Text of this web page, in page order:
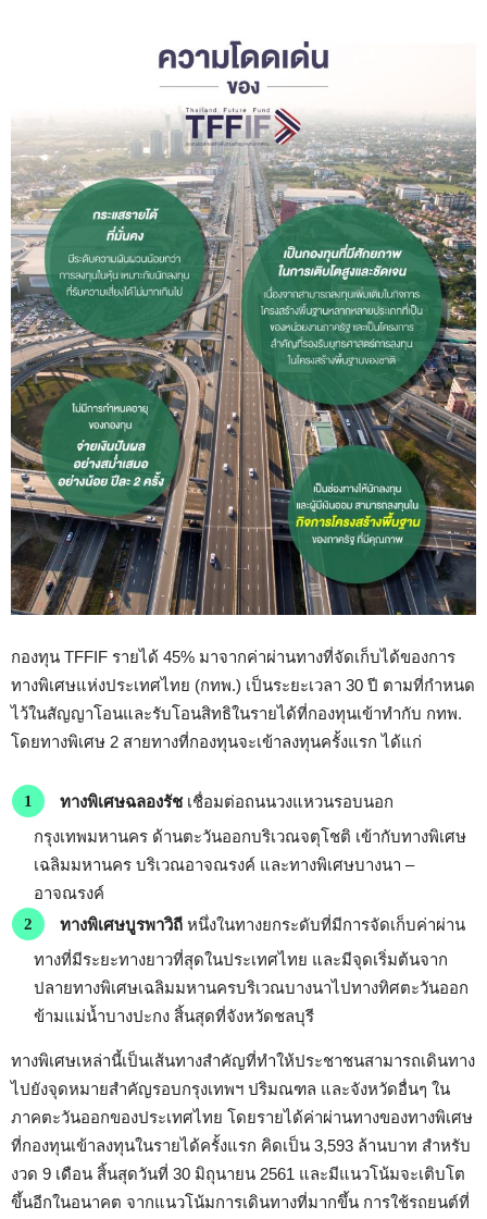
กองทุน TFFIF รายได้ 45% มาจากค่าผ่านทางที่จัดเก็บได้ของการ
ทางพิเศษแห่งประเทศไทย (กทพ.) เป็นระยะเวลา 30 ปี ตามที่กำหนด
ไว้ในสัญญาโอนและรับโอนสิทธิในรายได้ที่กองทุนเข้าทำกับ กทพ.
โดยทางพิเศษ 2 สายทางที่กองทุนจะเข้าลงทุนครั้งแรก ได้แก่
ทางพิเศษฉลองรัช เชื่อมต่อถนนวงแหวนรอบนอก
กรุงเทพมหานคร ด้านตะวันออกบริเวณจตุโชติ เข้ากับทางพิเศษ
เฉลิมมหานคร บริเวณอาจณรงค์ และทางพิเศษบางนา –
อาจณรงค์
ทางพิเศษบูรพาวิถี หนึ่งในทางยกระดับที่มีการจัดเก็บค่าผ่าน
ทางที่มีระยะทางยาวที่สุดในประเทศไทย และมีจุดเริ่มต้นจาก
ปลายทางพิเศษเฉลิมมหานครบริเวณบางนาไปทางทิศตะวันออก
ข้ามแม่น้ำบางปะกง สิ้นสุดที่จังหวัดชลบุรี
ทางพิเศษเหล่านี้เป็นเส้นทางสำคัญที่ทำให้ประชาชนสามารถเดินทาง
ไปยังจุดหมายสำคัญรอบกรุงเทพฯ ปริมณฑล และจังหวัดอื่นๆ ใน
ภาคตะวันออกของประเทศไทย โดยรายได้ค่าผ่านทางของทางพิเศษ
ที่กองทุนเข้าลงทุนในรายได้ครั้งแรก คิดเป็น 3,593 ล้านบาท สำหรับ
งวด 9 เดือน สิ้นสุดวันที่ 30 มิถุนายน 2561 และมีแนวโน้มจะเติบโต
ขึ้นอีกในอนาคต จากแนวโน้มการเดินทางที่มากขึ้น การใช้รถยนต์ที่